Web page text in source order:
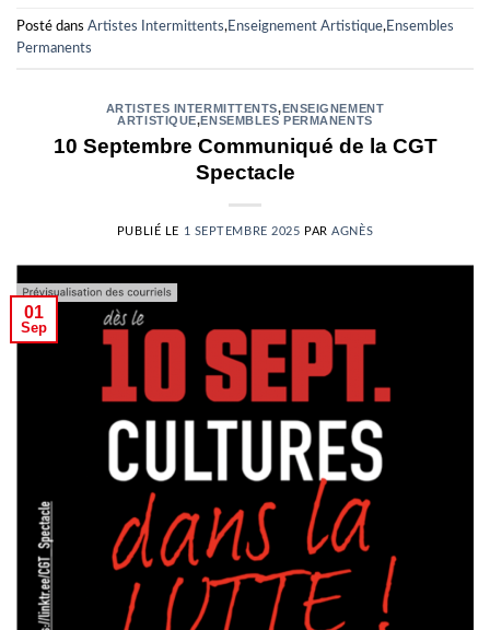
Posté dans Artistes Intermittents,Enseignement Artistique,Ensembles
Permanents
ARTISTES INTERMITTENTS,ENSEIGNEMENT
ARTISTIQUE,ENSEMBLES PERMANENTS
10 Septembre Communiqué de la CGT
Spectacle
PUBLIÉ LE 1 SEPTEMBRE 2025 PARAGNÈS
01
Sep